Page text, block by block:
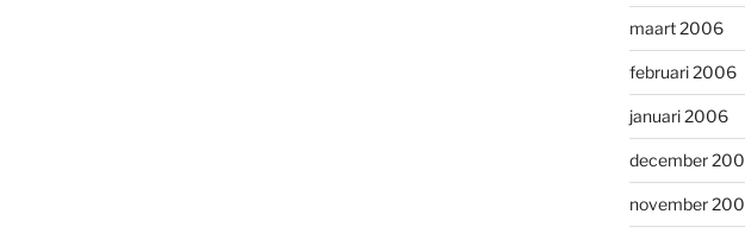
maart 2006
februari 2006
januari 2006
december
november